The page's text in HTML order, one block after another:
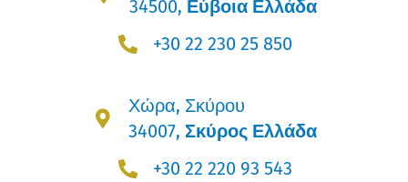
34500, Εύβοια Ελλάδα
+30 22 230 25 850
Χώρα, Σκύρου
34007,Σκύρος Ελλάδα
+30 22 220 93 543